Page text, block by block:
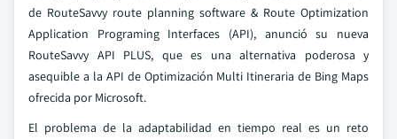
de RouteSavvy route planning software & Route Optimization
Application Programing Interfaces (API), anunció su nueva
RouteSavvy API PLUS, que es una alternativa poderosa y
asequible a la API de Optimización Multi Itineraria de Bing Maps
ofrecida por Microsoft.
El problema de la adaptabilidad en tiempo real es un reto